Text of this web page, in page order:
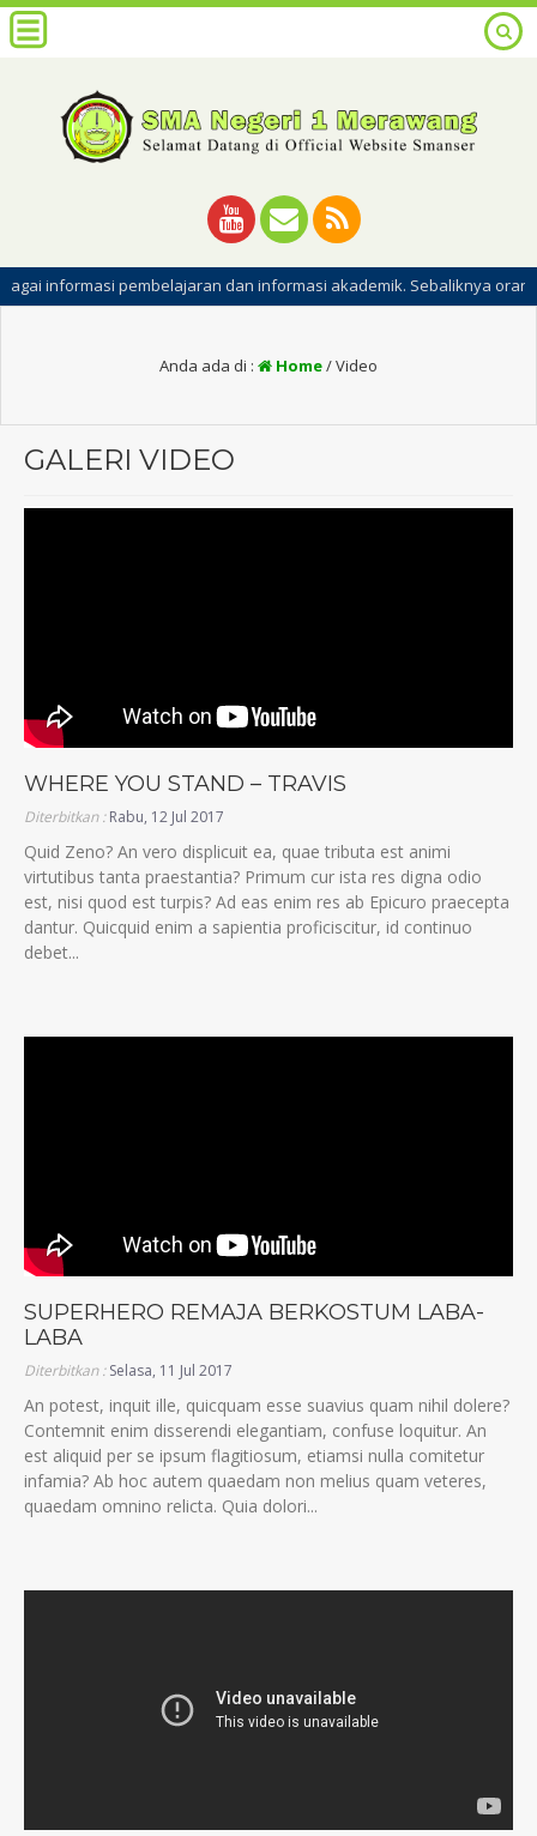
pembelajaran dan informasi akademik. Sebaliknya orangtua
Anda ada di : Home/Video
GALERI VIDEO
WHERE YOU STAND – TRAVIS
Diterbitkan :Rabu, 12 Jul 2017
Quid Zeno? An vero displicuit ea, quae tributa est animi
virtutibus tanta praestantia? Primum cur ista res digna odio
est, nisi quod est turpis? Ad eas enim res ab Epicuro praecepta
dantur. Quicquid enim a sapientia proficiscitur, id continuo
debet...
SUPERHERO REMAJA BERKOSTUM LABA-
LABA
Diterbitkan :Selasa, 11 Jul 2017
An potest, inquit ille, quicquam esse suavius quam nihil dolere?
Contemnit enim disserendi elegantiam, confuse loquitur. An
est aliquid per se ipsum flagitiosum, etiamsi nulla comitetur
infamia? Ab hoc autem quaedam non melius quam veteres,
quaedam omnino relicta. Quia dolori...